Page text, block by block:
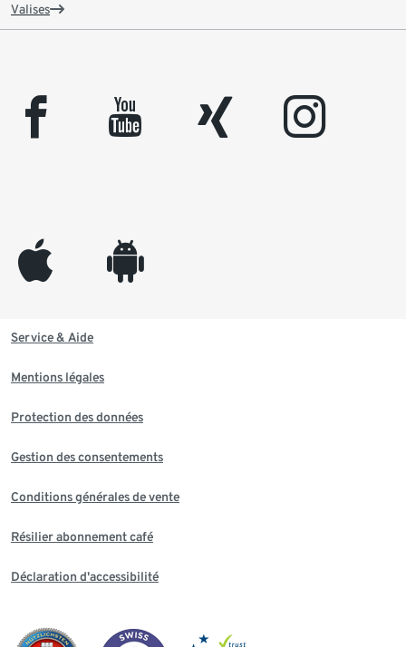
Valises
facebook youtube xing instagram
appleinc android
Service & Aide
Mentions légales
Protection des données
Gestion des consentements
Conditions générales de vente
Résilier abonnement café
Déclaration d'accessibilité